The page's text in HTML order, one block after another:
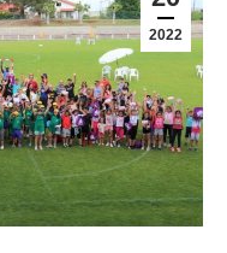
2022